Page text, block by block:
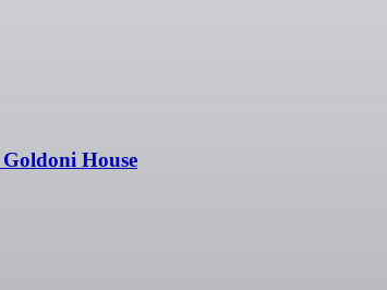
House